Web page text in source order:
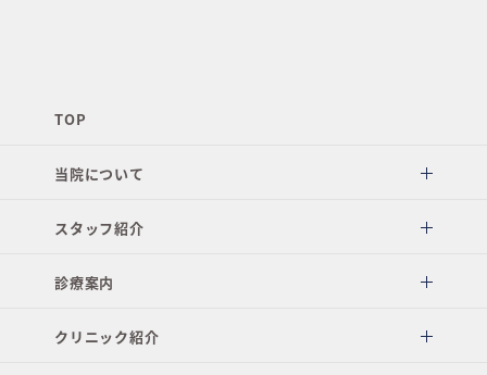
TOP
当院について
スタッフ紹介
診療案内
クリニック紹介